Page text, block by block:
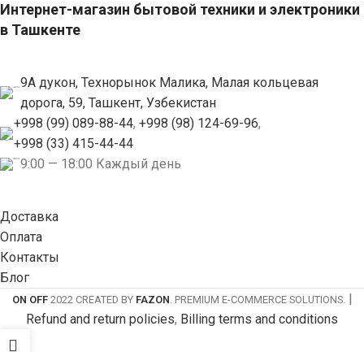
Интернет-магазин бытовой техники и электроники
в Ташкенте
9А дукон, Технорынок Малика, Малая кольцевая
дорога, 59, Ташкент, Узбекистан
+998 (99) 089-88-44, +998 (98) 124-69-96,
+998 (33) 415-44-44
9:00 — 18:00 Каждый день
Доставка
Оплата
Контакты
Блог
ON OFF 2022 CREATED BY FAZON. PREMIUM E-COMMERCE SOLUTIONS.|
Refund and return policies, Billing terms and conditions